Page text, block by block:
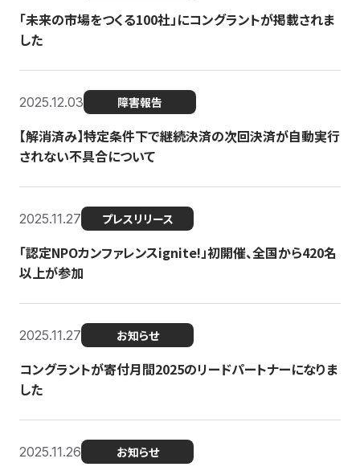
「未来の市場をつくる100社」にコングラントが掲載されま
した
2025.12.03 障害報告
【解消済み】特定条件下で継続決済の次回決済が自動実行
されない不具合について
2025.11.27 プレスリリース
「認定NPOカンファレンスignite!」初開催、全国から420名
以上が参加
2025.11.27 お知らせ
コングラントが寄付月間2025のリードパートナーになりま
した
2025.11.26 お知らせ